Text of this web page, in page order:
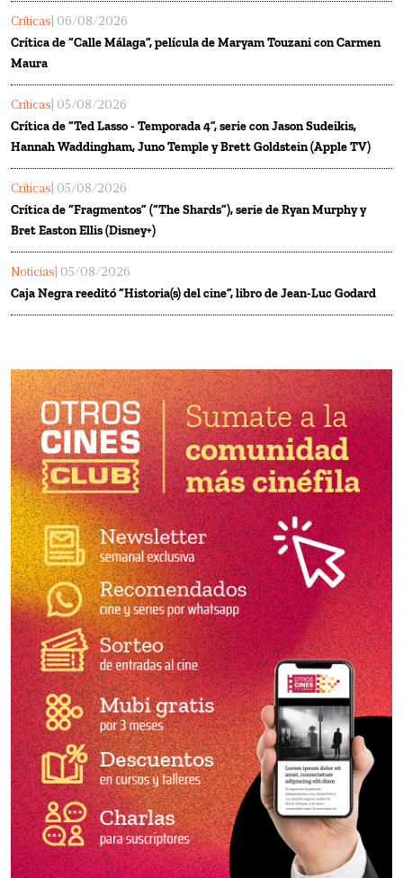
Críticas | 06/08/2026
Crítica de “Calle Málaga”, película de Maryam Touzani con Carmen
Maura
Críticas | 05/08/2026
Crítica de “Ted Lasso - Temporada 4”, serie con Jason Sudeikis,
Hannah Waddingham, Juno Temple y Brett Goldstein (Apple TV)
Críticas | 05/08/2026
Crítica de “Fragmentos” (“The Shards”), serie de Ryan Murphy y
Bret Easton Ellis (Disney+)
Noticias | 05/08/2026
Caja Negra reeditó “Historia(s) del cine”, libro de Jean-Luc Godard